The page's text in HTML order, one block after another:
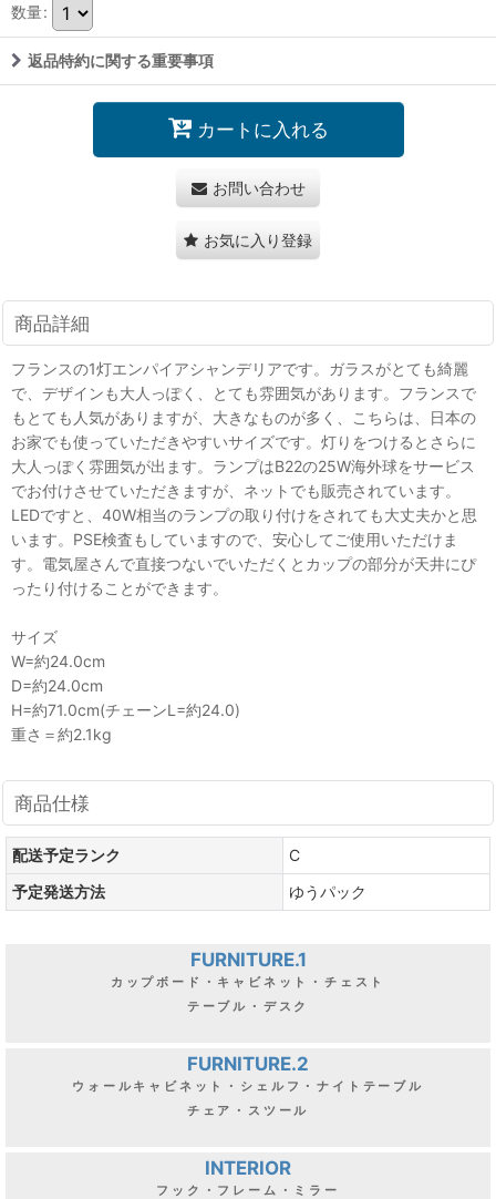
数量:
返品特約に関する重要事項
カートに入れる
お問い合わせ
お気に入り登録
商品詳細
フランスの1灯エンパイアシャンデリアです。ガラスがとても綺麗
で、デザインも大人っぽく、とても雰囲気があります。フランスで
もとても人気がありますが、大きなものが多く、こちらは、日本の
お家でも使っていただきやすいサイズです。灯りをつけるとさらに
大人っぽく雰囲気が出ます。ランプはB22の25W海外球をサービス
でお付けさせていただきますが、ネットでも販売されています。
LEDですと、40W相当のランプの取り付けをされても大丈夫かと思
います。PSE検査もしていますので、安心してご使用いただけま
す。電気屋さんで直接つないでいただくとカップの部分が天井にぴ
ったり付けることができます。
サイズ
W=約24.0cm
D=約24.0cm
H=約71.0cm(チェーンL=約24.0)
重さ＝約2.1kg
商品仕様
配送予定ランク
C
予定発送方法
ゆうパック
FURNITURE.1
カップボード・キャビネット・チェスト
テーブル・デスク
FURNITURE.2
ウォールキャビネット・シェルフ・ナイトテーブル
チェア・スツール
INTERIOR
フック・フレーム・ミラー